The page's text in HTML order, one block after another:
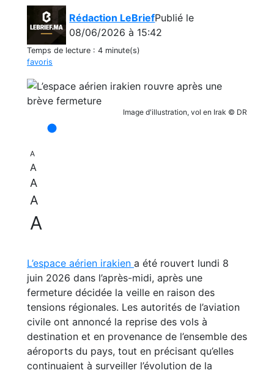
Rédaction LeBriefPublié le
08/06/2026 à 15:42
Temps de lecture : 4 minute(s)
favoris
Image d'illustration, vol en Irak © DR
A
A
A
A
A
L’espace aérien irakien a été rouvert lundi 8
juin 2026 dans l’après-midi, après une
fermeture décidée la veille en raison des
tensions régionales. Les autorités de l’aviation
civile ont annoncé la reprise des vols à
destination et en provenance de l’ensemble des
aéroports du pays, tout en précisant qu’elles
continuaient à surveiller l’évolution de la